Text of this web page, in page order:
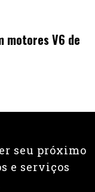
motores V6 de
seu próximo
e serviços